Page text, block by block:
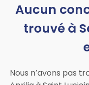
Aucun
trouvé à
Nous n’avons pas